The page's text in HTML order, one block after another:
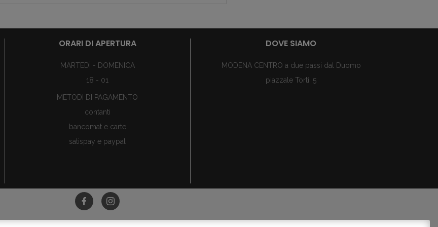
ORARI DI APERTURA
MARTEDÌ - DOMENICA
18 - 01
METODI DI PAGAMENTO
contanti
bancomat e carte
satispay e paypal
DOVE SIAMO
MODENA CENTRO a due passi dal Duomo
piazzale Torti, 5
©Tutti i diritti riservati